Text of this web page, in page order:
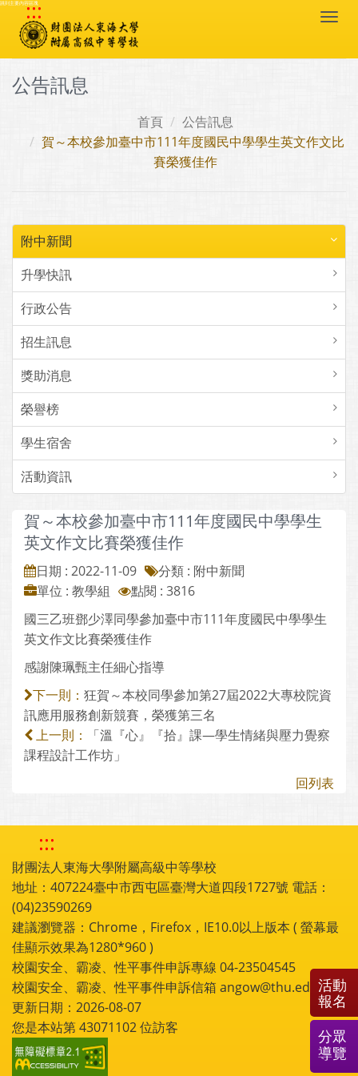
跳到主要內容區塊
:::
公告訊息
首頁
公告訊息
賀～本校參加臺中市111年度國民中學學生英文作文比
賽榮獲佳作
附中新聞
升學快訊
行政公告
招生訊息
獎助消息
榮譽榜
學生宿舍
活動資訊
賀～本校參加臺中市111年度國民中學學生
英文作文比賽榮獲佳作
日期 : 2022-11-09
分類 : 附中新聞
單位 : 教學組
點閱 : 3816
國三乙班鄧少澤同學參加臺中市111年度國民中學學生
英文作文比賽榮獲佳作
感謝陳珮甄主任細心指導
下一則： 狂賀～本校同學參加第27屆2022大專校院資
訊應用服務創新競賽，榮獲第三名
上一則：
「溫『心』『拾』課—學生情緒與壓力覺察
課程設計工作坊」
回列表
:::
財團法人東海大學附屬高級中等學校
地址：407224臺中市西屯區臺灣大道四段1727號 電話：
(04)23590269
建議瀏覽器：Chrome，Firefox，IE10.0以上版本 ( 螢幕最
佳顯示效果為1280*960 )
校園安全、霸凌、性平事件申訴專線 04-23504545
校園安全、霸凌、性平事件申訴信箱 angow@thu.edu.tw
更新日期：2026-08-07
您是本站第43071102位訪客
活動
報名
分眾
導覽